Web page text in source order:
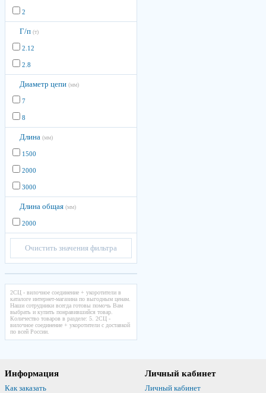
2
Г/п (т)
2.12
2.8
Диаметр цепи (мм)
7
8
Длина (мм)
1500
2000
3000
Длина общая (мм)
2000
Очистить значения фильтра
2СЦ - вилочное соединение + укоротители в
каталоге интернет-магазина по выгодным ценам.
Наши сотрудники всегда готовы помочь Вам
выбрать и купить понравившийся товар.
Количество товаров в разделе: 5. 2СЦ -
вилочное соединение + укоротители с доставкой
по всей России.
Информация
Как заказать
Личный кабинет
Личный кабинет